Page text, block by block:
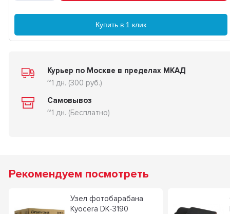
Купить в 1 клик
Курьер по Москве в пределах МКАД
~1 дн. (300 руб.)
Самовывоз
~1 дн. (Бесплатно)
Рекомендуем посмотреть
Узел фотобарабана
Kyocera DK-3190